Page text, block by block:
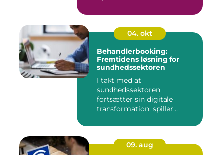
04. okt
Behandlerbooking:
Fremtidens løsning for
sundhedssektoren
I takt med at
sundhedssektoren
fortsætter sin digitale
transformation, spiller
09. aug